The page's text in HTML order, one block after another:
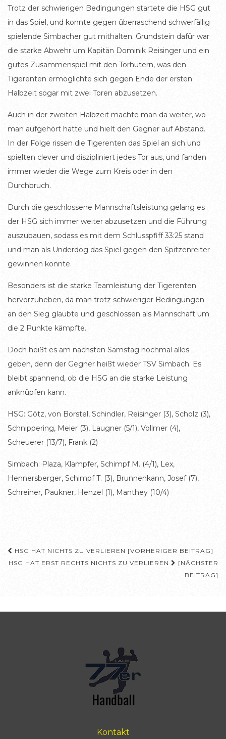
Trotz der schwierigen Bedingungen startete die HSG gut
in das Spiel, und konnte gegen überraschend schwerfällig
spielende Simbacher gut mithalten. Grundstein dafür war
die starke Abwehr um Kapitän Dominik Reisinger und ein
gutes Zusammenspiel mit den Torhütern, was den
Tigerenten ermöglichte sich gegen Ende der ersten
Halbzeit sogar mit zwei Toren abzusetzen.
Auch in der zweiten Halbzeit machte man da weiter, wo
man aufgehört hatte und hielt den Gegner auf Abstand.
In der Folge rissen die Tigerenten das Spiel an sich und
spielten clever und diszipliniert jedes Tor aus, und fanden
immer wieder die Wege zum Kreis oder in den
Durchbruch.
Durch die geschlossene Mannschaftsleistung gelang es
der HSG sich immer weiter abzusetzen und die Führung
auszubauen, sodass es mit dem Schlusspfiff 33:25 stand
und man als Underdog das Spiel gegen den Spitzenreiter
gewinnen konnte.
Besonders ist die starke Teamleistung der Tigerenten
hervorzuheben, da man trotz schwieriger Bedingungen
an den Sieg glaubte und geschlossen als Mannschaft um
die 2 Punkte kämpfte.
Doch heißt es am nächsten Samstag nochmal alles
geben, denn der Gegner heißt wieder TSV Simbach. Es
bleibt spannend, ob die HSG an die starke Leistung
anknüpfen kann.
HSG: Götz, von Borstel, Schindler, Reisinger (3), Scholz (3),
Schnippering, Meier (3), Laugner (5/1), Vollmer (4),
Scheuerer (13/7), Frank (2)
Simbach: Plaza, Klampfer, Schimpf M. (4/1), Lex,
Hennersberger, Schimpf T. (3), Brunnenkann, Josef (7),
Schreiner, Paukner, Henzel (1), Manthey (10/4)
Beitragsnavigation
HSG HAT NICHTS ZU VERLIEREN [VORHERIGER BEITRAG]
HSG HAT ERST RECHTS NICHTS ZU VERLIEREN
[NÄCHSTER
BEITRAG]
Kontakt